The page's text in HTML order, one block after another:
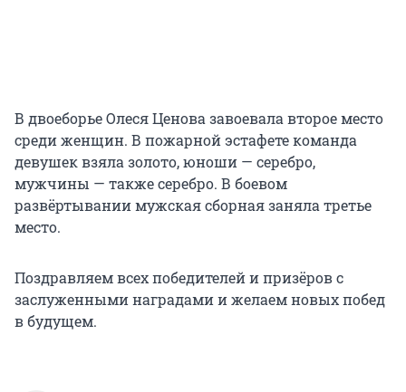
В двоеборье Олеся Ценова завоевала второе место
среди женщин. В пожарной эстафете команда
девушек взяла золото, юноши — серебро,
мужчины — также серебро. В боевом
развёртывании мужская сборная заняла третье
место.
Поздравляем всех победителей и призёров с
заслуженными наградами и желаем новых побед
в будущем.